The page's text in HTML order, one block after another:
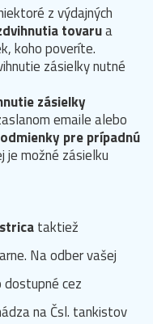
z výdajných
tovarua
koho poveríte.
zásielky nutné
zásielky
emaile alebo
pre prípadnú
je možné zásielku
taktiež
Na odber vašej
cez
na Čsl. tankistov